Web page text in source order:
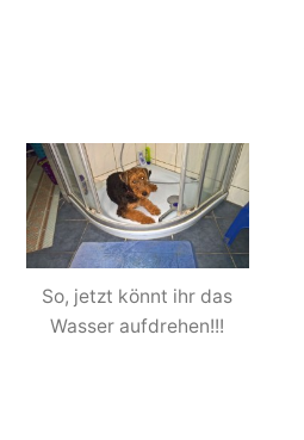
So, jetzt könnt ihr das
Wasser aufdrehen!!!